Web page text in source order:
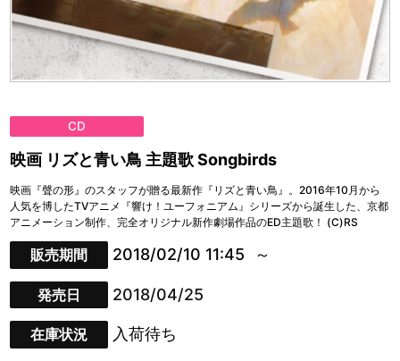
CD
映画 リズと青い鳥 主題歌 Songbirds
映画『聲の形』のスタッフが贈る最新作『リズと青い鳥』。2016年10月から
人気を博したTVアニメ『響け！ユーフォニアム』シリーズから誕生した、京都
アニメーション制作、完全オリジナル新作劇場作品のED主題歌！ (C)RS
販売期間 2018/02/10 11:45
発売日 2018/04/25
在庫状況 入荷待ち